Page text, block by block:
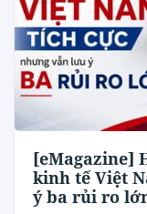
[eMagazine]
kinh tế Việt
ý ba rủi ro